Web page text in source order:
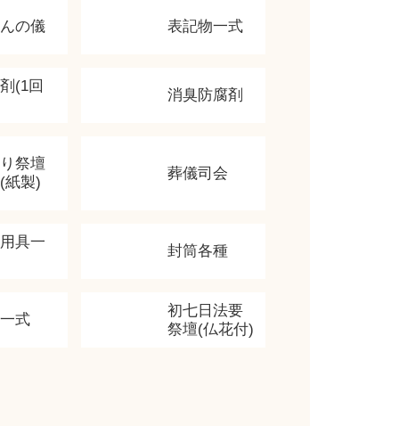
の儀 表記物一式
(1回
消臭防腐剤
祭壇
紙製)
葬儀司会
具一
封筒各種
式
初七日法要
祭壇(仏花付)